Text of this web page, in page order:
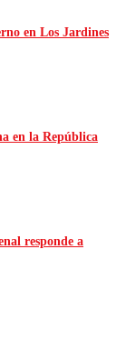
en Los Jardines
en la República
responde a